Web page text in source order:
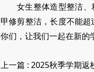
女生整体造型整洁
甲修剪整洁，长度不能
你们，让我们一起在新的
上一篇 : 2025秋季学期返